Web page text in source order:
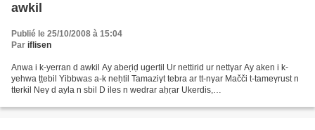
awkil
Publié le 25/10/2008 à 15:04
Par iflisen
Anwa i k-yerran d awkil Ay abeṛiḍ ugertil Ur nettirid ur nettγar Ay aken i k-
yehwa ṭṭebil Yibbwas a-k neḥtil Tamaziγt tebra ar tt-nγar Mačči t-tameγrust n
tterkil Neγ d ayla n sbil D iles n wedrar aḥṛar Ukerdis,